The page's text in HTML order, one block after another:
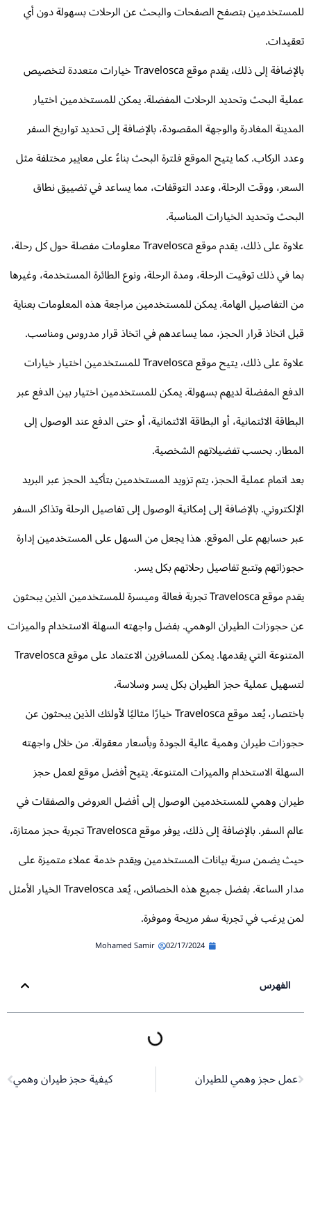
بتصفح الصفحات والبحث عن الرحلات بسهولة دون أي
بالإضافة إلى ذلك، يقدم موقع Travelosca خيارات متعددة لتخصيص
البحث وتحديد الرحلات المفضلة. يمكن للمستخدمين اختيار
المغادرة والوجهة المقصودة، بالإضافة إلى تحديد تواريخ السفر
الركاب. كما يتيح الموقع فلترة البحث بناءً على معايير مختلفة مثل
ووقت الرحلة، وعدد التوقفات، مما يساعد في تضييق نطاق
وتحديد الخيارات المناسبة.
علاوة على ذلك، يقدم موقع Travelosca معلومات مفصلة حول كل رحلة،
في ذلك توقيت الرحلة، ومدة الرحلة، ونوع الطائرة المستخدمة، وغيرها
التفاصيل الهامة. يمكن للمستخدمين مراجعة هذه المعلومات بعناية
اتخاذ قرار الحجز، مما يساعدهم في اتخاذ قرار مدروس ومناسب.
علاوة على ذلك، يتيح موقع Travelosca للمستخدمين اختيار خيارات
المفضلة لديهم بسهولة. يمكن للمستخدمين اختيار بين الدفع عبر
الائتمانية، أو البطاقة الائتمانية، أو حتى الدفع عند الوصول إلى
بحسب تفضيلاتهم الشخصية.
اتمام عملية الحجز، يتم تزويد المستخدمين بتأكيد الحجز عبر البريد
بالإضافة إلى إمكانية الوصول إلى تفاصيل الرحلة وتذاكر السفر
حسابهم على الموقع. هذا يجعل من السهل على المستخدمين إدارة
وتتبع تفاصيل رحلاتهم بكل يسر.
يقدم موقع Travelosca تجربة فعالة وميسرة للمستخدمين الذين يبحثون
حجوزات الطيران الوهمي. بفضل واجهته السهلة الاستخدام والميزات
المتنوعة التي يقدمها. يمكن للمسافرين الاعتماد على موقع Travelosca
عملية حجز الطيران بكل يسر وسلاسة.
باختصار، يُعد موقع Travelosca خيارًا مثاليًا لأولئك الذين يبحثون عن
طيران وهمية عالية الجودة وبأسعار معقولة. من خلال واجهته
الاستخدام والميزات المتنوعة. يتيح أفضل موقع لعمل حجز
وهمي للمستخدمين الوصول إلى أفضل العروض والصفقات في
عالم السفر. بالإضافة إلى ذلك، يوفر موقع Travelosca تجربة حجز ممتازة،
يضمن سرية بيانات المستخدمين ويقدم خدمة عملاء متميزة على
مدار الساعة. بفضل جميع هذه الخصائص، يُعد Travelosca الخيار الأمثل
يرغب في تجربة سفر مريحة وموفرة.
02/17/2024
Mohamed Samir
الفهرس
عمل حجز وهمي للطيران كيفية حجز طيران وهمي